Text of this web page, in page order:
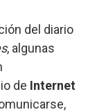
del diario
, algunas
de Internet